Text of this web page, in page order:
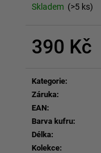
Skladem (>5 ks)
390 Kč
Kategorie:
Záruka:
EAN:
Barva kufru:
Délka:
Kolekce: